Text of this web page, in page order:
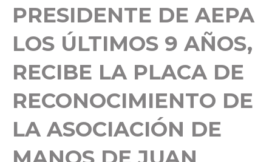
PRESIDENTE DE AEPA
LOS ÚLTIMOS 9 AÑOS,
RECIBE LA PLACA DE
RECONOCIMIENTO DE
LA ASOCIACIÓN DE